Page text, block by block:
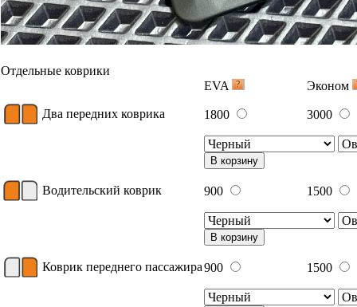
Отдельные коврики
EVA
Эконом
Два передних коврика 1800 3000
В корзину
Водительский коврик 900 1500
В корзину
Коврик переднего пассажира900 1500